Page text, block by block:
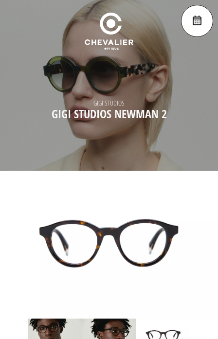
GIGI STUDIOS
GIGI STUDIOS NEWMAN 2